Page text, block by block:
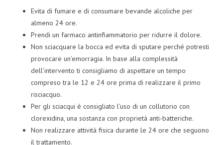
Evita di fumare e di consumare bevande alcoliche per
almeno 24 ore.
Prendi un farmaco antinfiammatorio per ridurre il dolore.
Non sciacquare la bocca ed evita di sputare perché potresti
provocare un’emorragia. In base alla complessità
dell’intervento ti consigliamo di aspettare un tempo
compreso tra le 12 e 24 ore prima di realizzare il primo
risciacquo.
Per gli sciacqui è consigliato l’uso di un collutorio con
clorexidina, una sostanza con proprietà anti-batteriche.
Non realizzare attività fisica durante le 24 ore che seguono
il trattamento.